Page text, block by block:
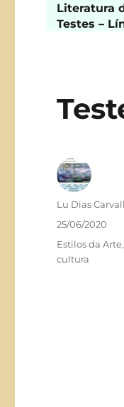
Literatura
Testes –
Autor
Lu Dias
Publicado
em
25/06/2020
Categorias
Estilos da Arte
cultura